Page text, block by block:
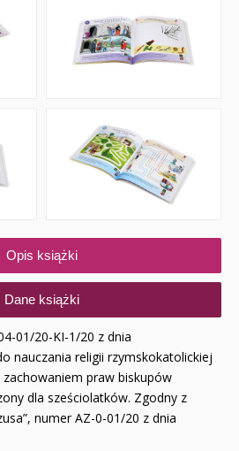
Opis książki
Dane książki
01/20-KI-1/20 z dnia
nauczania religii rzymskokatolickiej
zachowaniem praw biskupów
dla sześciolatków. Zgodny z
numer AZ-0-01/20 z dnia